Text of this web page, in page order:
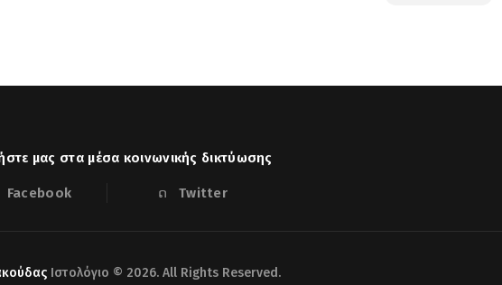
μας στα μέσα κοινωνικής δικτύωσης
Facebook Twitter
Ιστολόγιο © 2026. All Rights Reserved.